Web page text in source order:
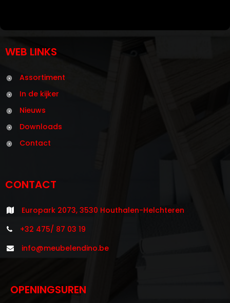
WEB LINKS
Assortiment
In de kijker
Nieuws
Downloads
Contact
CONTACT
Europark 2073, 3530 Houthalen-Helchteren
+32 475/ 87 03 19
info@meubelendino.be
OPENINGSUREN